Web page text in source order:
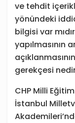
ve tehdit
yönündeki
bilgisi var
yapılmasının
gerekçesi
CHP Milli
İstanbul